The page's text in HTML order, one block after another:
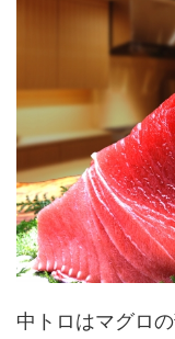
中トロはマグロ